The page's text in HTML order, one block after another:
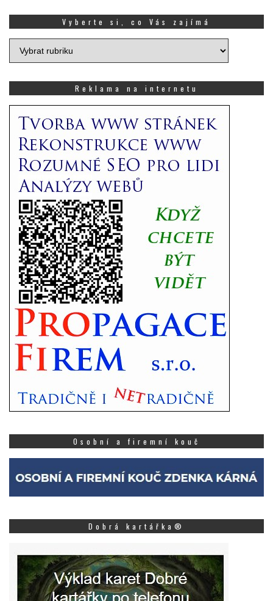
Vyberte si, co Vás zajímá
Vyberte
si,
zajímá
Reklama na internetu
Osobní a firemní kouč
Dobrá kartářka®